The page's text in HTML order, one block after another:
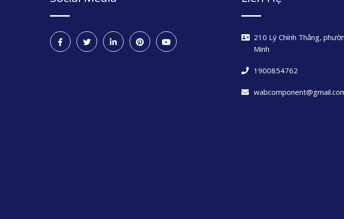
210 Lý Chính Thắng,
Minh
1900854762